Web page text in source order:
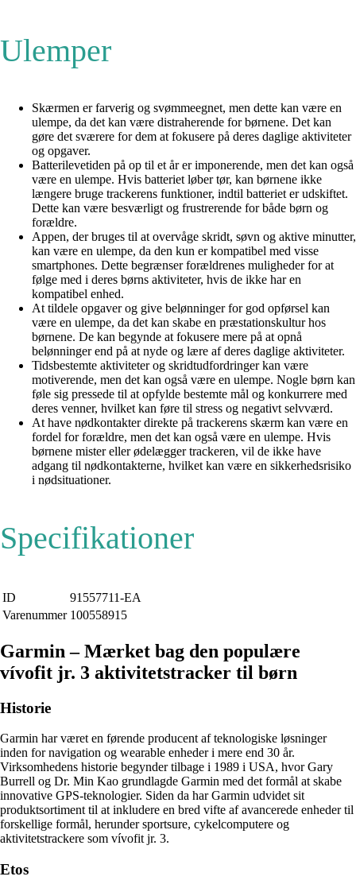
Ulemper
Skærmen er farverig og svømmeegnet, men dette kan være en
ulempe, da det kan være distraherende for børnene. Det kan
gøre det sværere for dem at fokusere på deres daglige aktiviteter
og opgaver.
Batterilevetiden på op til et år er imponerende, men det kan også
være en ulempe. Hvis batteriet løber tør, kan børnene ikke
længere bruge trackerens funktioner, indtil batteriet er udskiftet.
Dette kan være besværligt og frustrerende for både børn og
forældre.
Appen, der bruges til at overvåge skridt, søvn og aktive minutter,
kan være en ulempe, da den kun er kompatibel med visse
smartphones. Dette begrænser forældrenes muligheder for at
følge med i deres børns aktiviteter, hvis de ikke har en
kompatibel enhed.
At tildele opgaver og give belønninger for god opførsel kan
være en ulempe, da det kan skabe en præstationskultur hos
børnene. De kan begynde at fokusere mere på at opnå
belønninger end på at nyde og lære af deres daglige aktiviteter.
Tidsbestemte aktiviteter og skridtudfordringer kan være
motiverende, men det kan også være en ulempe. Nogle børn kan
føle sig pressede til at opfylde bestemte mål og konkurrere med
deres venner, hvilket kan føre til stress og negativt selvværd.
At have nødkontakter direkte på trackerens skærm kan være en
fordel for forældre, men det kan også være en ulempe. Hvis
børnene mister eller ødelægger trackeren, vil de ikke have
adgang til nødkontakterne, hvilket kan være en sikkerhedsrisiko
i nødsituationer.
Specifikationer
ID
91557711-EA
Varenummer 100558915
Garmin – Mærket bag den populære
vívofit jr. 3 aktivitetstracker til børn
Historie
Garmin har været en førende producent af teknologiske løsninger
inden for navigation og wearable enheder i mere end 30 år.
Virksomhedens historie begynder tilbage i 1989 i USA, hvor Gary
Burrell og Dr. Min Kao grundlagde Garmin med det formål at skabe
innovative GPS-teknologier. Siden da har Garmin udvidet sit
produktsortiment til at inkludere en bred vifte af avancerede enheder til
forskellige formål, herunder sportsure, cykelcomputere og
aktivitetstrackere som vívofit jr. 3.
Etos